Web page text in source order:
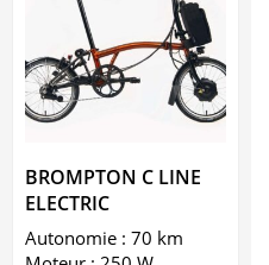
BROMPTON C LINE
ELECTRIC
Autonomie : 70 km